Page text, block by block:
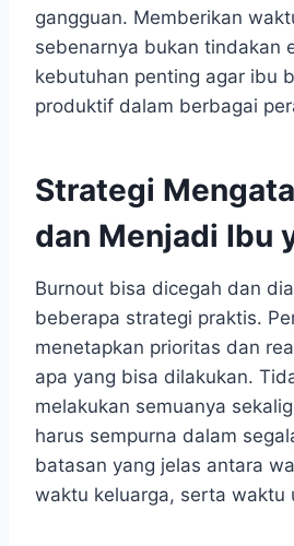
gangguan. Memberikan
sebenarnya bukan tindakan
kebutuhan penting agar ibu
produktif dalam berbagai
Strategi
dan Menjadi Ibu
Burnout bisa dicegah dan
beberapa strategi praktis.
menetapkan prioritas dan
apa yang bisa dilakukan.
melakukan semuanya
harus sempurna dalam
batasan yang jelas antara
waktu keluarga, serta waktu